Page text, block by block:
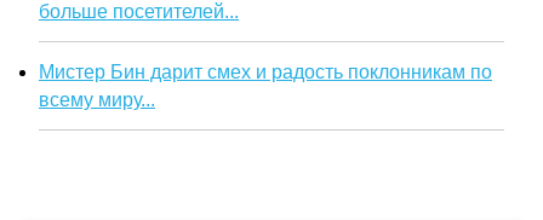
больше посетителей...
Мистер Бин дарит смех и радость поклонникам по
всему миру...